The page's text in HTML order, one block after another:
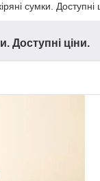
сумки. Доступні
Доступні ціни.